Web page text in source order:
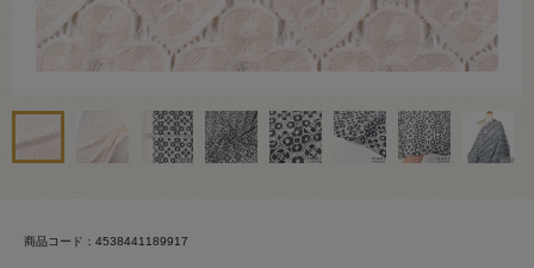
商品コード：4538441189917